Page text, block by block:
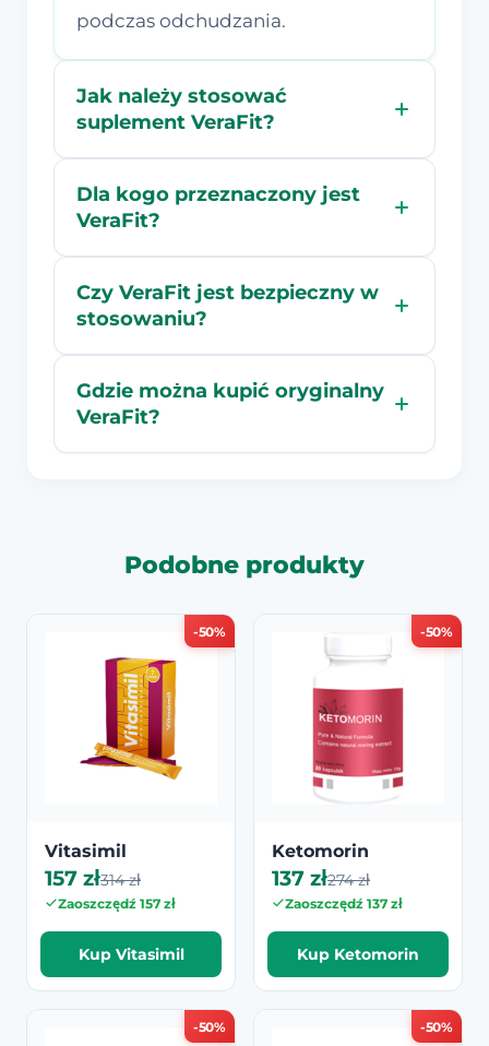
podczas odchudzania.
Jak należy stosować
suplement VeraFit?
Dla kogo przeznaczony jest
VeraFit?
Czy VeraFit jest bezpieczny w
stosowaniu?
Gdzie można kupić oryginalny
VeraFit?
Podobne produkty
-50%
Vitasimil
157 zł314 zł
Zaoszczędź 157 zł
Kup Vitasimil
-50%
Ketomorin
137 zł274 zł
Zaoszczędź 137 zł
Kup Ketomorin
-50% -50%